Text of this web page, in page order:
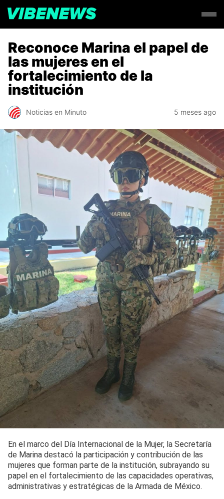
Reconoce Marina el papel de
las mujeres en el
fortalecimiento de la
institución
Noticias en Minuto 5 meses ago
En el marco del Día Internacional de la Mujer, la Secretaría
de Marina destacó la participación y contribución de las
mujeres que forman parte de la institución, subrayando su
papel en el fortalecimiento de las capacidades operativas,
administrativas y estratégicas de la Armada de México.